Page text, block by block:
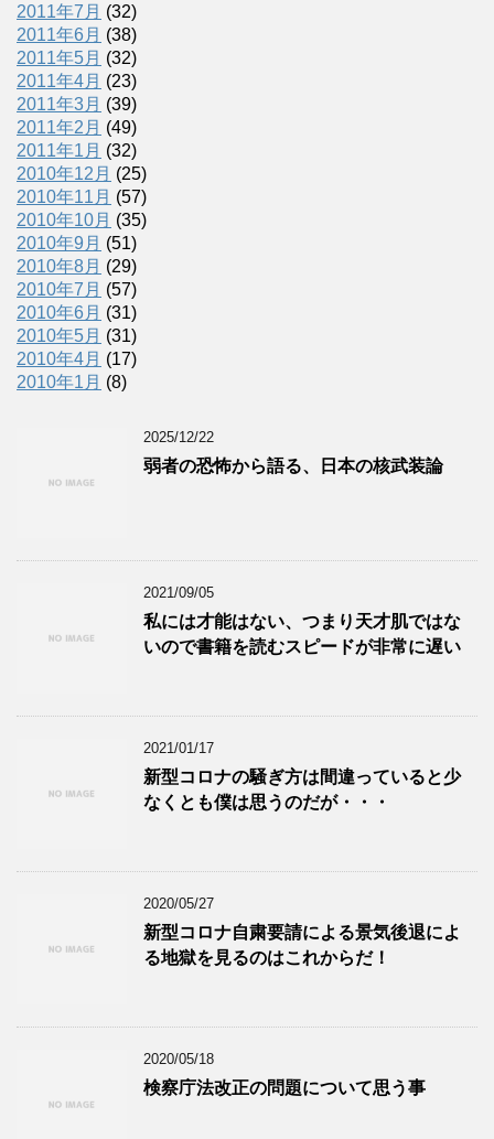
2011年7月 (32)
2011年6月 (38)
2011年5月 (32)
2011年4月 (23)
2011年3月 (39)
2011年2月 (49)
2011年1月 (32)
2010年12月 (25)
2010年11月 (57)
2010年10月 (35)
2010年9月 (51)
2010年8月 (29)
2010年7月 (57)
2010年6月 (31)
2010年5月 (31)
2010年4月 (17)
2010年1月 (8)
2025/12/22
弱者の恐怖から語る、日本の核武装論
2021/09/05
私には才能はない、つまり天才肌ではな
いので書籍を読むスピードが非常に遅い
2021/01/17
新型コロナの騒ぎ方は間違っていると少
なくとも僕は思うのだが・・・
2020/05/27
新型コロナ自粛要請による景気後退によ
る地獄を見るのはこれからだ！
2020/05/18
検察庁法改正の問題について思う事